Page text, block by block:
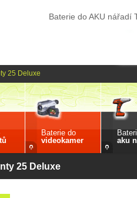
Baterie do AKU nářadí
Baterie do
videokamer
aku
25 Deluxe
25 Deluxe